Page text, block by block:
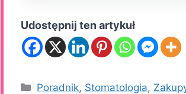
Udostępnij ten artykuł
Kategorie
Poradnik, Stomatologia,